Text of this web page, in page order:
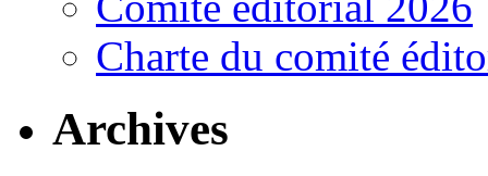
Charte du comité
Archives